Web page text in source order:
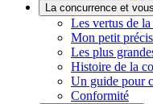
La concurrence et vous
Les vertus de
Mon petit
Les plus
Histoire de la
Un guide pour
Conformité